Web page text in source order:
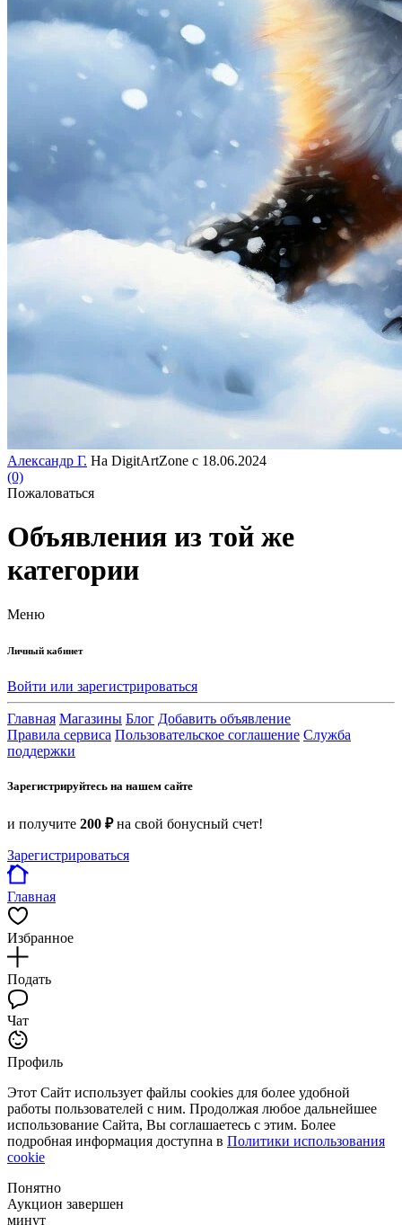
Александр Г. На DigitArtZone с 18.06.2024
(0)
Пожаловаться
Объявления из той же
категории
Меню
Личный кабинет
Войти или зарегистрироваться
Главная Магазины Блог Добавить объявление
Правила сервиса Пользовательское соглашение Служба
поддержки
Зарегистрируйтесь на нашем сайте
и получите 200 ₽на свой бонусный счет!
Зарегистрироваться
Главная
Избранное
Подать
Чат
Профиль
Этот Сайт использует файлы cookies для более удобной
работы пользователей с ним. Продолжая любое дальнейшее
использование Сайта, Вы соглашаетесь с этим. Более
подробная информация доступна в Политики использования
cookie
Понятно
Аукцион завершен
минут